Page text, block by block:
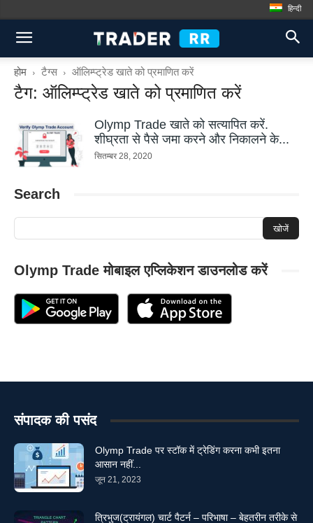
हिन्दी
होम टैग्स ऑलिम्प्ट्रेड खाते को प्रमाणित करें
टैग: ऑलिम्प्ट्रेड खाते को प्रमाणित करें
Olymp Trade खाते को सत्यापित करें.
शीघ्रता से पैसे जमा करने और निकालने के...
सितम्बर 28, 2020
Search
Olymp Trade मोबाइल एप्लिकेशन डाउनलोड करें
संपादक की पसंद
Olymp Trade पर स्टॉक में ट्रेडिंग करना कभी इतना
आसान नहीं...
जून 21, 2023
त्रिभुज(ट्रायंगल) चार्ट पैटर्न – परिभाषा – बेहतरीन तरीके से